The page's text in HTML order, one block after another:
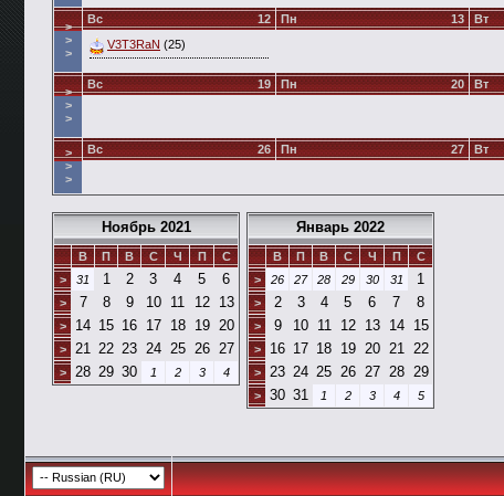
>
>
>
12
Вс
V3T3RaN (25)
13
Пн Вт
>
>
>
19
Вс 20
Пн Вт
>
>
>
26
Вс 27
Пн Вт
Ноябрь 2021
В П В С Ч П
С
>
31 1 2 3 4 5 6
> 7 8 9 10 11 12 13
> 14 15 16 17 18 19 20
> 21 22 23 24 25 26 27
> 28 29 30 1 2 3 4
Январь 2022
В П В С Ч П
С
>
26 27 28 29 30 31 1
> 2 3 4 5 6 7 8
> 9 10 11 12 13 14 15
> 16 17 18 19 20 21 22
> 23 24 25 26 27 28 29
> 30 31 1 2 3 4 5